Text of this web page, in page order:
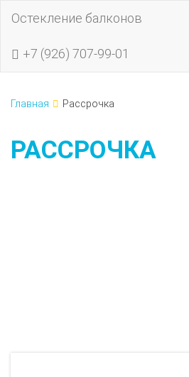
Остекление балконов
+7 (926) 707-99-01
Главная Рассрочка
РАССРОЧКА